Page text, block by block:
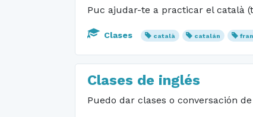
Puc ajudar-te a practicar el català
Clases català catalán
Clases de inglés
Puedo dar clases o conversación